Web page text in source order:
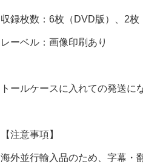
収録枚数：6枚（DVD版）、2枚
レーベル：画像印刷あり
トールケースに入れての発送に
【注意事項】
海外並行輸入品のため、字幕・